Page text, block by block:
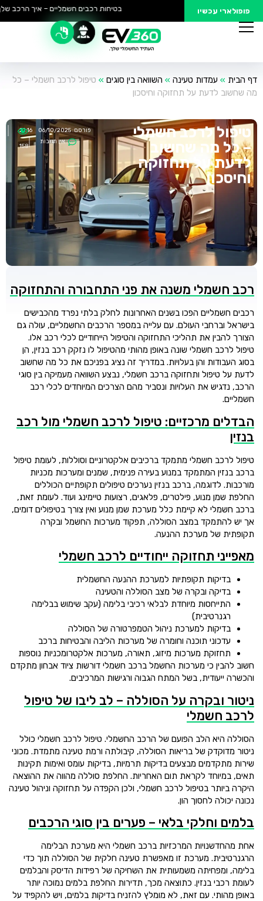
פופולארי עכשיו בטיחות רכבים חשמליים – איך הרכב
דף הבית » עמדות טעינה » השוואה בין סוגים » טיפול לרכב חשמלי – כל
מה שחשוב לדעת על תחזוקה וחיסכון
טיפול לרכב חשמלי
– כל מה שחשוב
לדעת על תחזוקה
וחיסכון
פורסם:06/10/2025
21:16
אין תגובות
158
רכב חשמלי משנה את פני התחבורה והתחזוקה
רכבים חשמליים הפכו בשנים האחרונות לחלק בלתי נפרד מהכבישים
בישראל וברחבי העולם. עם עלייה במספר הרכבים החשמליים, עולה גם
הצורך להבין את תהליכי התחזוקה והטיפול הייחודיים לכלי רכב אלו.
טיפול לרכב חשמלי שונה באופן מהותי מהטיפול לו נזקק רכב בנזין, הן
בסוג העבודות והן בעלויות. במדריך זה נציג בפניכם את כל מה שחשוב
לדעת על טיפול ותחזוקה ברכב חשמלי, נבצע השוואה מעמיקה בין סוגי
הרכב, נדגיש את העלויות ונסביר מהם הצרכים המיוחדים לכלי רכב
חשמליים.
הבדלים מרכזיים: טיפול לרכב חשמלי מול רכב
בנזין
טיפול לרכב חשמלי מתמקד ברכיבים אלקטרוניים וסוללות, לעומת טיפול
ברכב בנזין המתמקד במנוע בעירה פנימית, שמנים ומערכות מכניות
מורכבות. לדוגמה, ברכב בנזין נערכים טיפולים תקופתיים הכוללים
החלפת שמן מנוע, פילטרים, פלאגים, רצועות טיימינג ועוד. לעומת זאת,
ברכב חשמלי לא קיימת כלל מערכת שמן מנוע ואין צורך בטיפולים דומים,
אך יש להתמקד במצב הסוללה, תפקוד מערכות החשמל ובקרה
תקופתית של מערכת ההנעה.
מאפייני תחזוקה ייחודיים לרכב חשמלי
בדיקות תקופתיות למערכת ההנעה החשמלית
בדיקה ובקרה של מצב הסוללה והטעינה
התייחסות מיוחדת לבלאי רכיבי בלימה (עקב שימוש בבלימה
רגנרטיבית)
בדיקות למערכת ניהול הטמפרטורה של הסוללה
עדכוני תוכנה וחומרה של מערכות הליבה והבטיחות ברכב
תחזוקת מערכות מיזוג, תאורה, מערכות אלקטרומכניות נוספות
חשוב להבין כי מערכות החשמל ברכב חשמלי דורשות ציוד אבחון מתקדם
והכשרה ייעודית, בשל המתח הגבוה ורגישות המרכיבים.
ניטור ובקרה על הסוללה – לב ליבו של טיפול
לרכב חשמלי
הסוללה היא הלב הפועם של הרכב החשמלי. טיפול לרכב חשמלי כולל
ניטור מדוקדק של בריאות הסוללה, קיבולתה ורמת טעינה מתמדת. מכוני
שירות מתקדמים מבצעים בדיקות תרמיות, בדיקות עומס ואימות תקינות
תאים, במיוחד לקראת תום האחריות. החלפת סוללה מהווה את ההוצאה
היקרה ביותר בטיפול לרכב חשמלי, ולכן הקפדה על תחזוקה וניהול טעינה
נכונה יכולה לחסוך הון.
בלמים וחלקי בלאי – פערים בין סוגי הרכבים
אחת מהחדשנויות המרכזיות ברכב חשמלי היא מערכת הבלימה
הרגנרטיבית. מערכת זו מאפשרת טעינה חלקית של הסוללה תוך כדי
בלימה, ומפחיתה משמעותית את השחיקה של רפידות הדיסק והבלמים
לעומת רכבי בנזין. כתוצאה מכך, תדירות החלפת בלמים נמוכה יותר
באופן מהותי. עם זאת, לא מומלץ להזניח בדיקות בלמים, ויש להקפיד על